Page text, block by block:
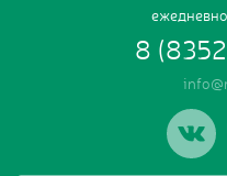
8